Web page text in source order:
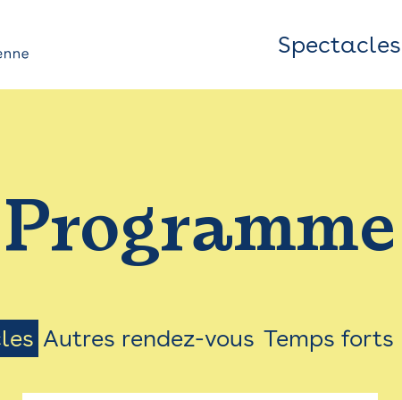
Top
Bar
Menu
Spectacles
Programme
Autres rendez-vous Temps forts